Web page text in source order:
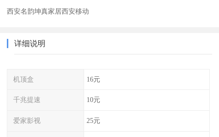
西安名韵坤真家居西安移动
详细说明
机顶盒 16元
千兆提速 10元
爱家影视 25元